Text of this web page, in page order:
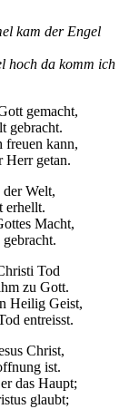
kam der Engel
da komm ich
gemacht,
gebracht.
kann,
getan.
Welt,
erhellt.
Macht,
Tod
zu Gott.
Heilig Geist,
entreisst.
Christ,
ist.
das Haupt;
glaubt;